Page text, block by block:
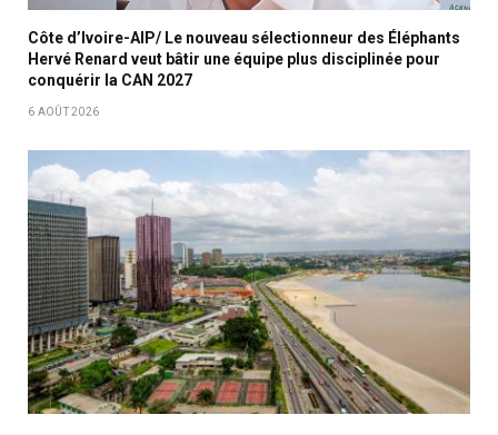
Côte d’Ivoire-AIP/ Le nouveau sélectionneur des Éléphants
Hervé Renard veut bâtir une équipe plus disciplinée pour
conquérir la CAN 2027
6 AOÛT 2026